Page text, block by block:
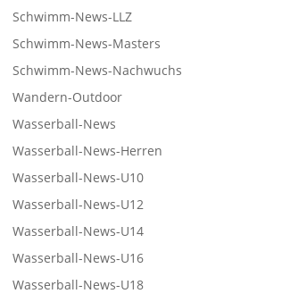
Schwimm-News-LLZ
Schwimm-News-Masters
Schwimm-News-Nachwuchs
Wandern-Outdoor
Wasserball-News
Wasserball-News-Herren
Wasserball-News-U10
Wasserball-News-U12
Wasserball-News-U14
Wasserball-News-U16
Wasserball-News-U18